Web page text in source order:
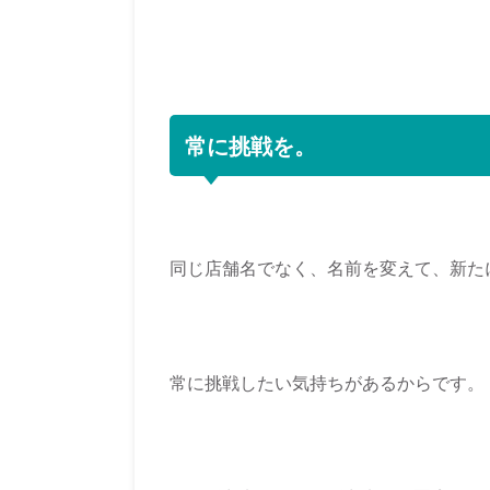
常に挑戦を。
同じ店舗名でなく、名前を変えて、新た
常に挑戦したい気持ちがあるからです。